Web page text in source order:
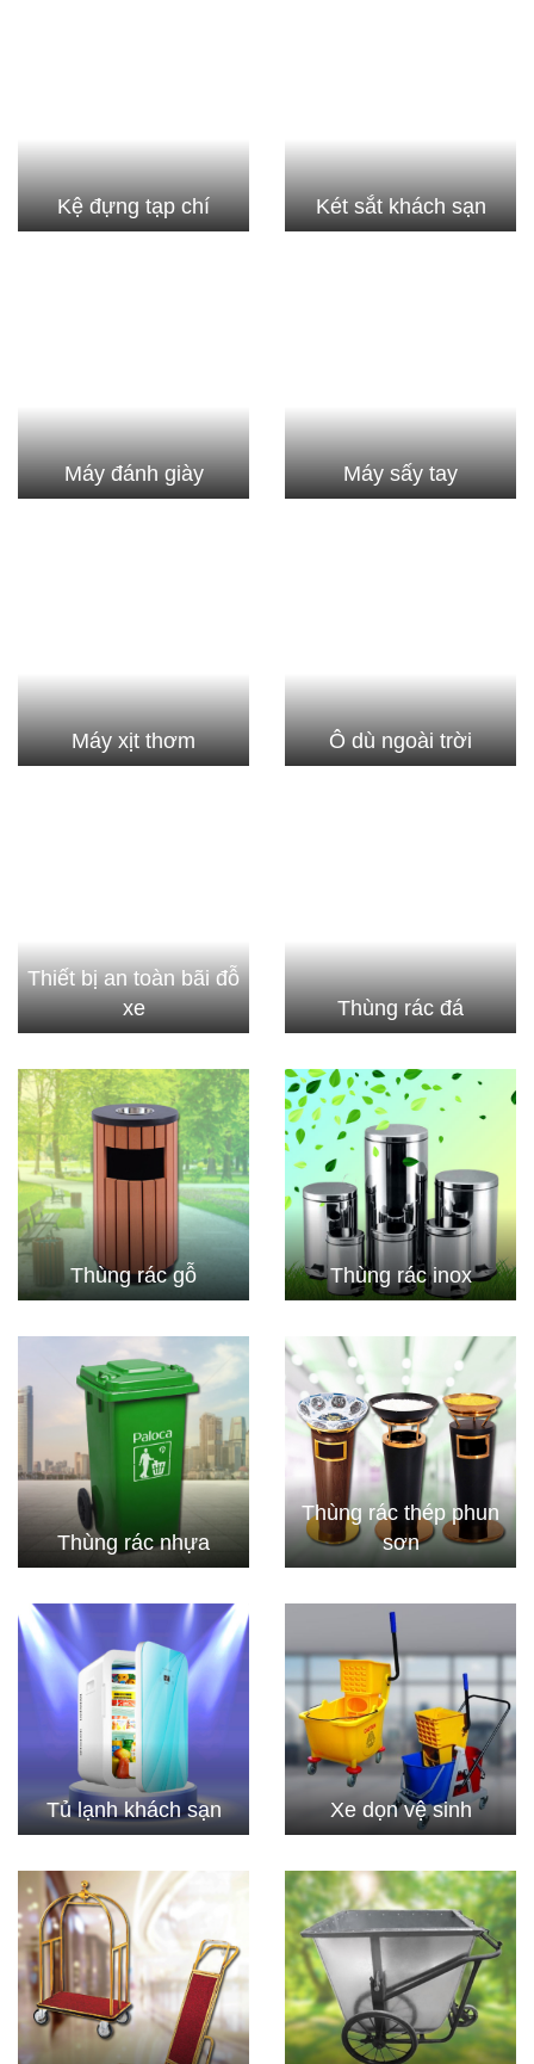
Kệ đựng tạp chí Két sắt khách sạn
Máy đánh giày Máy sấy tay
Máy xịt thơm Ô dù ngoài trời
Thiết bị an toàn bãi đỗ
xe
Thùng rác đá
Thùng rác gỗ Thùng rác inox
Thùng rác nhựa
Thùng rác thép phun
sơn
Tủ lạnh khách sạn Xe dọn vệ sinh